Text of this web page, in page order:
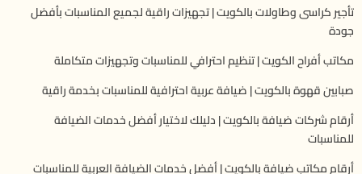
تأجير كراسى وطاولات بالكويت | تجهيزات راقية لجميع المناسبات بأفضل
جودة
مكاتب أفراح الكويت | تنظيم احترافي للمناسبات وتجهيزات متكاملة
صبابين قهوة بالكويت | ضيافة عربية احترافية للمناسبات بخدمة راقية
أرقام شركات ضيافة بالكويت | دليلك لاختيار أفضل خدمات الضيافة
للمناسبات
أرقام مكاتب ضيافة بالكويت | أفضل خدمات الضيافة العربية للمناسبات